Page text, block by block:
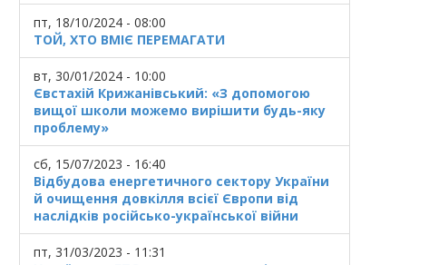
пт, 18/10/2024 - 08:00
ТОЙ, ХТО ВМІЄ ПЕРЕМАГАТИ
вт, 30/01/2024 - 10:00
Євстахій Крижанівський: «З допомогою
вищої школи можемо вирішити будь-яку
проблему»
сб, 15/07/2023 - 16:40
Відбудова енергетичного сектору України
й очищення довкілля всієї Європи від
наслідків російсько-української війни
пт, 31/03/2023 - 11:31